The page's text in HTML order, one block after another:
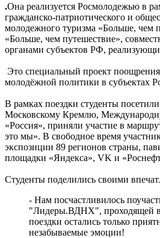
.Она реализуется Росмолодежью в
гражданско-патриотического и
молодежного туризма «Больше, чем
«Больше, чем путешествие»,
органами субъектов РФ,
Это специальный проект поощрения
молодёжной политики в субъектах
В рамках поездки студенты
Московскому Кремлю,
«Россия», приняли участие в
это мы». В свободное время
экспозиции 89 регионов страны,
площадки «Яндекса», VK и
Студенты поделились своими
- Нам посчастливилось
"Лидеры.ВДНХ", проходящей
поездки остались только
незабываемые эмоции!